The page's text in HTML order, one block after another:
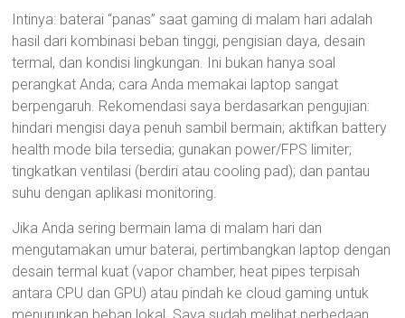
Intinya: baterai “panas” saat gaming di malam hari adalah
hasil dari kombinasi beban tinggi, pengisian daya, desain
termal, dan kondisi lingkungan. Ini bukan hanya soal
perangkat Anda; cara Anda memakai laptop sangat
berpengaruh. Rekomendasi saya berdasarkan pengujian:
hindari mengisi daya penuh sambil bermain; aktifkan battery
health mode bila tersedia; gunakan power/FPS limiter;
tingkatkan ventilasi (berdiri atau cooling pad); dan pantau
suhu dengan aplikasi monitoring.
Jika Anda sering bermain lama di malam hari dan
mengutamakan umur baterai, pertimbangkan laptop dengan
desain termal kuat (vapor chamber, heat pipes terpisah
antara CPU dan GPU) atau pindah ke cloud gaming untuk